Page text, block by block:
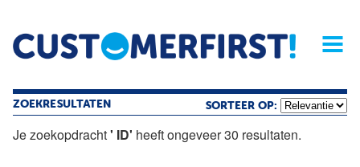
Home Opinie Archief
Magazine
ZOEKRESULTATEN SORTEER OP:
Je zoekopdracht' ID' heeft ongeveer 30 resultaten.